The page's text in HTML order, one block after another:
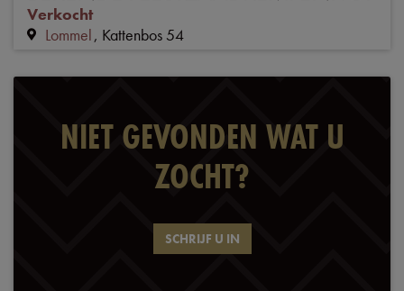
Verkocht
Lommel Kattenbos 54
NIET GEVONDEN WAT U
ZOCHT?
SCHRIJF U IN